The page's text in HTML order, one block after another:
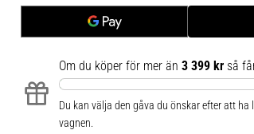
Om du köper för mer än 3 399 kr så
Du kan välja den gåva du önskar efter att
vagnen.